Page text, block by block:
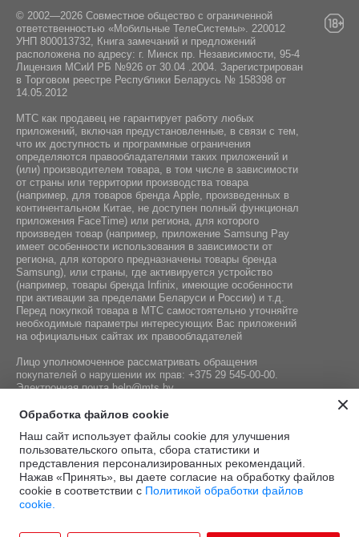
© 2002—2026 Совместное общество с ограниченной
ответственностью «Мобильные ТелеСистемы». 220012
УНП 800013732, Книга замечаний и предложений
расположена по адресу: г. Минск пр. Независимости, 95-4
Лицензия МСиИ РБ №926 от 30.04 .2004. Зарегистрирован
в Торговом реестре Республики Беларусь № 158398 от
14.05.2012
МТС как продавец не гарантирует работу любых
приложений, включая предустановленные, в связи с тем,
что их доступность и программные ограничения
определяются правообладателями таких приложений и
(или) производителем товара, в том числе в зависимости
от страны или территории производства товара
(например, для товаров бренда Apple, произведенных в
континентальном Китае, не доступен полный функционал
приложения FaceTime) или региона, для которого
произведен товар (например, приложение Samsung Pay
имеет особенности использования в зависимости от
региона, для которого предназначены товары бренда
Samsung), или страны, где активируется устройство
(например, товары бренда Infiniх, имеющие особенности
при активации за пределами Беларуси и России) и т.д.
Перед покупкой товара в МТС самостоятельно уточняйте
необходимые параметры интересующих Вас приложений
на официальных сайтах их правообладателей
Лицо уполномоченное рассматривать обращения
покупателей о нарушении их прав: +375 29 545-00-00.
Электронная почтаhelp@mts.by
Номер телефона работников местных исполнительных и
регистрации СООО «Мобильные ТелеСистемы»,
уполномоченных рассматривать обращения покупателей:
+375 17 215-14-65
Условия
Обработка файлов cookie
Наш сайт использует файлы cookie для улучшения
пользовательского опыта, сбора статистики и
представления персонализированных рекомендаций.
Нажав «Принять», вы даете согласие на обработку файлов
cookie в соответствии с Политикой обработки файлов
cookie.